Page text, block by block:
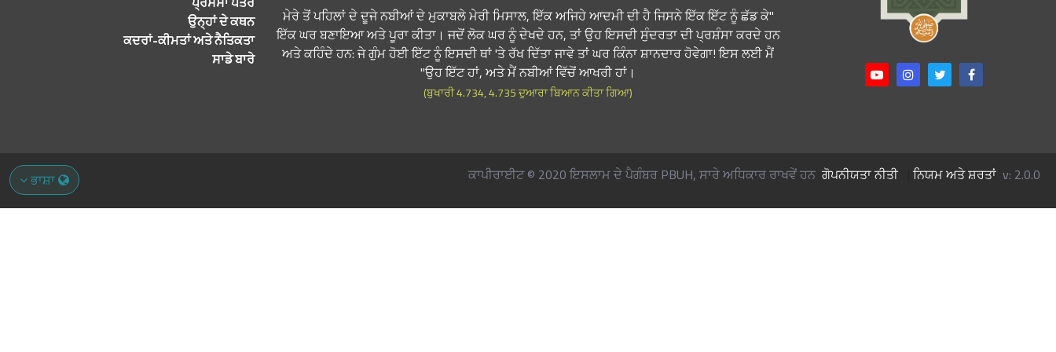
"ਮੇਰੇ ਤੋਂ ਪਹਿਲਾਂ ਦੇ ਦੂਜੇ ਨਬੀਆਂ ਦੇ ਮੁਕਾਬਲੇ ਮੇਰੀ ਮਿਸਾਲ, ਇੱਕ ਅਜਿਹੇ ਆਦਮੀ ਦੀ ਹੈ ਜਿਸਨੇ ਇੱਕ ਇੱਟ ਨੂੰ ਛੱਡ ਕੇ
ਇੱਕ ਘਰ ਬਣਾਇਆ ਅਤੇ ਪੂਰਾ ਕੀਤਾ। ਜਦੋਂ ਲੋਕ ਘਰ ਨੂੰ ਦੇਖਦੇ ਹਨ, ਤਾਂ ਉਹ ਇਸਦੀ ਸੁੰਦਰਤਾ ਦੀ ਪ੍ਰਸ਼ੰਸਾ ਕਰਦੇ ਹਨ
ਅਤੇ ਕਹਿੰਦੇ ਹਨ: ਜੇ ਗੁੰਮ ਹੋਈ ਇੱਟ ਨੂੰ ਇਸਦੀ ਥਾਂ 'ਤੇ ਰੱਖ ਦਿੱਤਾ ਜਾਵੇ ਤਾਂ ਘਰ ਕਿੰਨਾ ਸ਼ਾਨਦਾਰ ਹੋਵੇਗਾ! ਇਸ ਲਈ ਮੈਂ
ਉਹ ਇੱਟ ਹਾਂ, ਅਤੇ ਮੈਂ ਨਬੀਆਂ ਵਿੱਚੋਂ ਆਖਰੀ ਹਾਂ।"
(ਬੁਖਾਰੀ 4.734, 4.735 ਦੁਆਰਾ ਬਿਆਨ ਕੀਤਾ ਗਿਆ)
ਉਨ੍ਹਾਂ ਦੇ ਕਥਨ
ਕਦਰਾਂ-ਕੀਮਤਾਂ ਅਤੇ ਨੈਤਿਕਤਾ
ਸਾਡੇ ਬਾਰੇ
ਕਾਪੀਰਾਈਟ © 2020 ਇਸਲਾਮ ਦੇ ਪੈਗੰਬਰ PBUH, ਸਾਰੇ ਅਧਿਕਾਰ ਰਾਖਵੇਂ ਹਨ ਗੋਪਨੀਯਤਾ ਨੀਤੀ ਨਿਯਮ ਅਤੇ ਸ਼ਰਤਾਂ v: 2.0.0